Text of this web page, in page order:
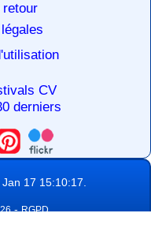
retour
CV
derniers
17 15:10:17.
-RGPD